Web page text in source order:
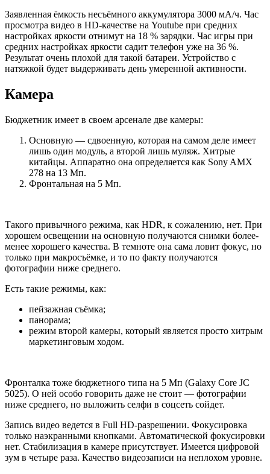
Заявленная ёмкость несъёмного аккумулятора 3000 мА/ч. Час
просмотра видео в HD-качестве на Youtube при средних
настройках яркости отнимут на 18 % зарядки. Час игры при
средних настройках яркости садит телефон уже на 36 %.
Результат очень плохой для такой батареи. Устройство с
натяжкой будет выдерживать день умеренной активности.
Камера
Бюджетник имеет в своем арсенале две камеры:
Основную — сдвоенную, которая на самом деле имеет
лишь один модуль, а второй лишь муляж. Хитрые
китайцы. Аппаратно она определяется как Sony AMX
278 на 13 Мп.
Фронтальная на 5 Мп.
Такого привычного режима, как HDR, к сожалению, нет. При
хорошем освещении на основную получаются снимки более-
менее хорошего качества. В темноте она сама ловит фокус, но
только при макросъёмке, и то по факту получаются
фотографии ниже среднего.
Есть такие режимы, как:
пейзажная съёмка;
панорама;
режим второй камеры, который является просто хитрым
маркетинговым ходом.
Фронталка тоже бюджетного типа на 5 Мп (Galaxy Core JC
5025). О ней особо говорить даже не стоит — фотографии
ниже среднего, но выложить селфи в соцсеть сойдет.
Запись видео ведется в Full HD-разрешении. Фокусировка
только наэкранными кнопками. Автоматической фокусировки
нет. Стабилизация в камере присутствует. Имеется цифровой
зум в четыре раза. Качество видеозаписи на неплохом уровне.